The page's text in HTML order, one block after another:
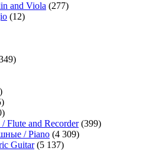
and Viola (277)
(12)
Flute and Recorder(399)
/ Piano (4 309)
Guitar(5 137)